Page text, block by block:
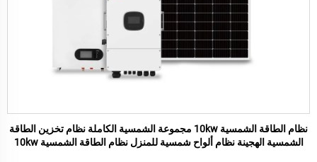
نظام الطاقة الشمسية 10kw مجموعة الشمسية الكاملة نظام تخزين الطاقة
الشمسية الهجينة نظام ألواح شمسية للمنزل نظام الطاقة الشمسية 10kw